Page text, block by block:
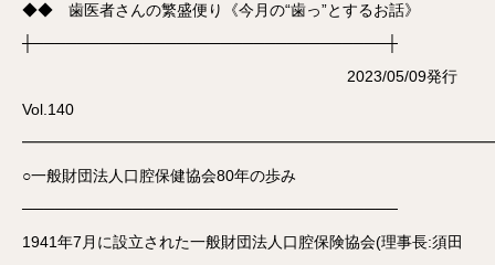
◆◆ 歯医者さんの繁盛便り《今月の“歯っ”とするお話》
┼────────────────────────────────┼
2023/05/09発行
Vol.140
○一般財団法人口腔保健協会80年の歩み
──────────────────────────────────
1941年7月に設立された一般財団法人口腔保険協会(理事長:須田